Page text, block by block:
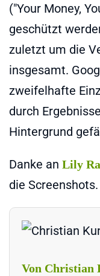
("Your Money,
geschützt
zuletzt um die
insgesamt.
zweifelhafte
durch
Hintergrund
Danke an Lily
die Screenshots.
Von Christian